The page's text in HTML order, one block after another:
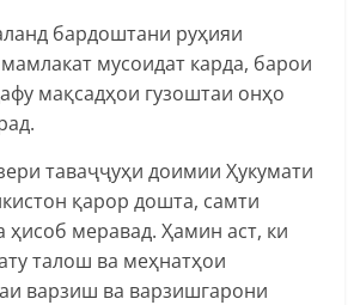
бардоштани руҳияи
мусоидат карда, барои
мақсадҳои гузоштаи онҳо
таваҷҷуҳи доимии Ҳукумати
қарор дошта, самти
ҳисоб меравад. Ҳамин аст, ки
талош ва меҳнатҳои
варзиш ва варзишгарони